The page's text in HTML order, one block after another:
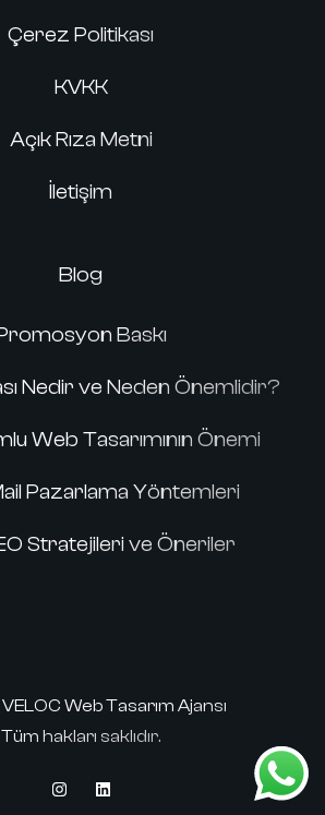
Çerez Politikası
KVKK
Açık Rıza Metni
İletişim
Blog
Baskı
Nedir ve Neden Önemlidir?
Web Tasarımının Önemi
Pazarlama Yöntemleri
Stratejileri ve Öneriler
Web Tasarım Ajansı
Tüm hakları saklıdır.